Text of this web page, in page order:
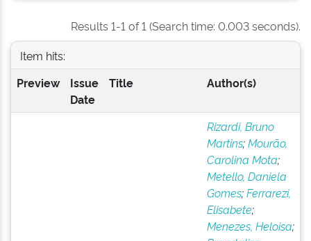
Results 1-1 of 1 (Search time: 0.003 seconds).
Item hits:
Preview
Issue
Date
Title Author(s)
Rizardi, Bruno
Martins;Mourão,
Carolina Mota;
Metello, Daniela
Gomes;Ferrarezi,
Elisabete;
Menezes, Heloisa;